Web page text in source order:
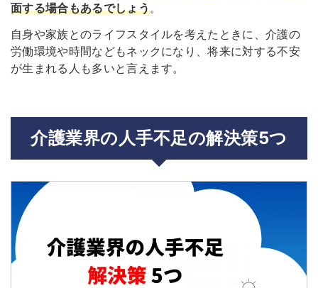
面する場合もあるでしょう。
自身や家族とのライフスタイルを考えたときに、介護の
労働環境や時間などもネックになり、将来に対する不安
が生まれる人も多いと言えます。
介護業界の人手不足の解決策5つ